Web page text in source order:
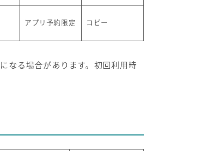
アプリ予約限定 コピー
になる場合があります。初回利用時